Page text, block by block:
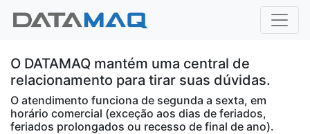
O DATAMAQ mantém uma central de
relacionamento para tirar suas dúvidas.
O atendimento funciona de segunda a sexta, em
horário comercial (exceção aos dias de feriados,
feriados prolongados ou recesso de final de ano).